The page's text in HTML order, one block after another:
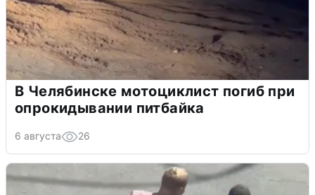
В Челябинске мотоциклист погиб при
опрокидывании питбайка
6 августа 26